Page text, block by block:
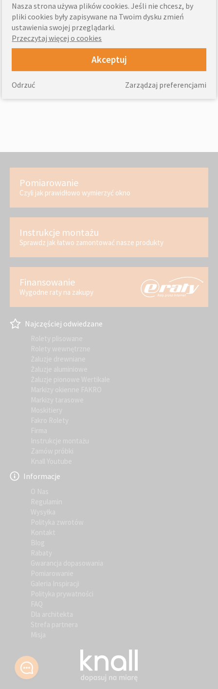
Dostawa informacje o wysyłce »
Pomiarowanie
Czyli jak prawidłowo wymierzyć okno
Instrukcje montażu
Sprawdz jak łatwo zamontować nasze produkty
Finansowanie
Wygodne raty na zakupy
Najczęściej odwiedzane
Rolety plisowane
Rolety wewnętrzne
Żaluzje drewniane
Żaluzje aluminiowe
Żaluzje pionowe Wertikale
Markizy okienne FAKRO
Markizy tarasowe
Moskitiery
Fakro Rolety
Firma
Instrukcje montażu
Zamów próbki
Knall Youtube
Informacje
O Nas
Regulamin
Wysyłka
Polityka zwrotów
Kontakt
Blog
Rabaty
Gwarancja dopasowania
Pomiarowanie
Galeria Inspiracji
Polityka prywatności
FAQ
Dla architekta
Strefa partnera
Misja
Nasza strona używa plików cookies. Jeśli nie chcesz, by
pliki cookies były zapisywane na Twoim dysku zmień
ustawienia swojej przeglądarki.
Przeczytaj więcej o cookies
Akceptuj
Zarządzaj preferencjami
Odrzuć